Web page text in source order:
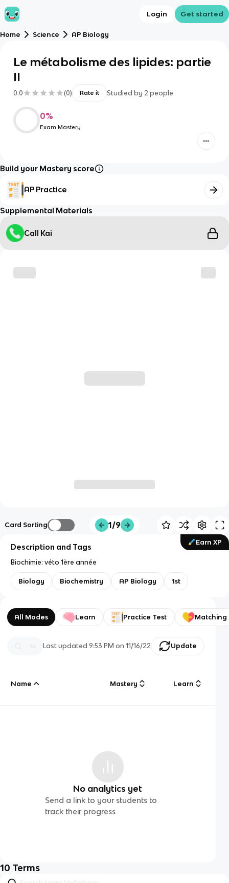
Login Get started
Home Science AP Biology
Le métabolisme des lipides: partie
II
0.0 (0) Rate it Studied by 2 people
0%
Exam Mastery
Build your Mastery score
AP Practice
Supplemental Materials
Call Kai
Card Sorting 1/9
Earn XP
Description and Tags
Biochimie: véto 1ère année
Biology Biochemistry AP Biology 1st
All Modes Learn Practice Test Matching
Last updated9:53 PM on 11/16/22 Update
Name Mastery Learn
No analytics yet
Send a link to your students to
track their progress
10 Terms